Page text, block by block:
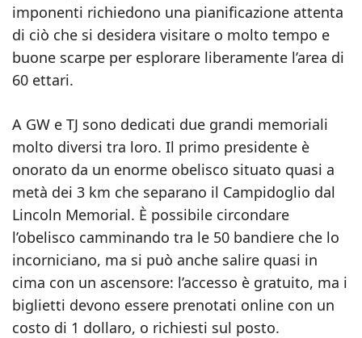
imponenti richiedono una pianificazione attenta
di ciò che si desidera visitare o molto tempo e
buone scarpe per esplorare liberamente l’area di
60 ettari.
A GW e TJ sono dedicati due grandi memoriali
molto diversi tra loro. Il primo presidente è
onorato da un enorme obelisco situato quasi a
metà dei 3 km che separano il Campidoglio dal
Lincoln Memorial. È possibile circondare
l’obelisco camminando tra le 50 bandiere che lo
incorniciano, ma si può anche salire quasi in
cima con un ascensore: l’accesso è gratuito, ma i
biglietti devono essere prenotati online con un
costo di 1 dollaro, o richiesti sul posto.